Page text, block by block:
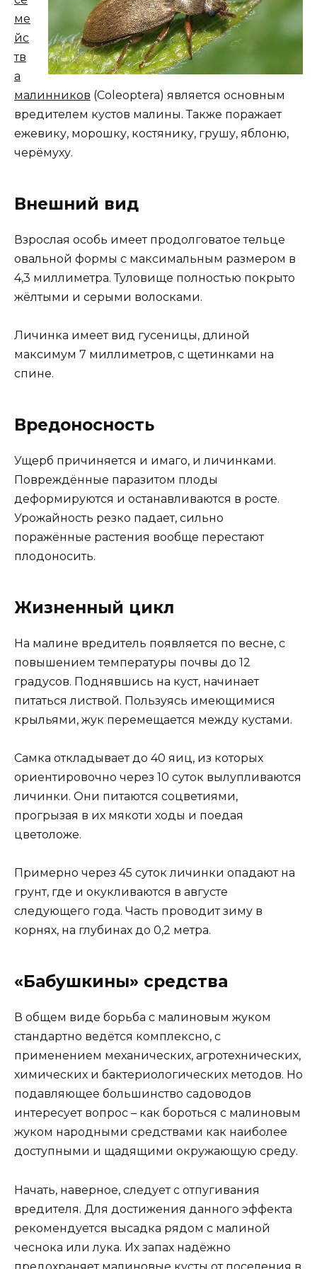
ме
йс
тв
а
малинников (Coleoptera) является основным
вредителем кустов малины. Также поражает
ежевику, морошку, костянику, грушу, яблоню,
черёмуху.
Внешний вид
Взрослая особь имеет продолговатое тельце
овальной формы с максимальным размером в
4,3 миллиметра. Туловище полностью покрыто
жёлтыми и серыми волосками.
Личинка имеет вид гусеницы, длиной
максимум 7 миллиметров, с щетинками на
спине.
Вредоносность
Ущерб причиняется и имаго, и личинками.
Повреждённые паразитом плоды
деформируются и останавливаются в росте.
Урожайность резко падает, сильно
поражённые растения вообще перестают
плодоносить.
Жизненный цикл
На малине вредитель появляется по весне, с
повышением температуры почвы до 12
градусов. Поднявшись на куст, начинает
питаться листвой. Пользуясь имеющимися
крыльями, жук перемещается между кустами.
Самка откладывает до 40 яиц, из которых
ориентировочно через 10 суток вылупливаются
личинки. Они питаются соцветиями,
прогрызая в их мякоти ходы и поедая
цветоложе.
Примерно через 45 суток личинки опадают на
грунт, где и окукливаются в августе
следующего года. Часть проводит зиму в
корнях, на глубинах до 0,2 метра.
«Бабушкины» средства
В общем виде борьба с малиновым жуком
стандартно ведётся комплексно, с
применением механических, агротехнических,
химических и бактериологических методов. Но
подавляющее большинство садоводов
интересует вопрос – как бороться с малиновым
жуком народными средствами как наиболее
доступными и щадящими окружающую среду.
Начать, наверное, следует с отпугивания
вредителя. Для достижения данного эффекта
рекомендуется высадка рядом с малиной
чеснока или лука. Их запах надёжно
предохраняет малиновые кусты от поселения в